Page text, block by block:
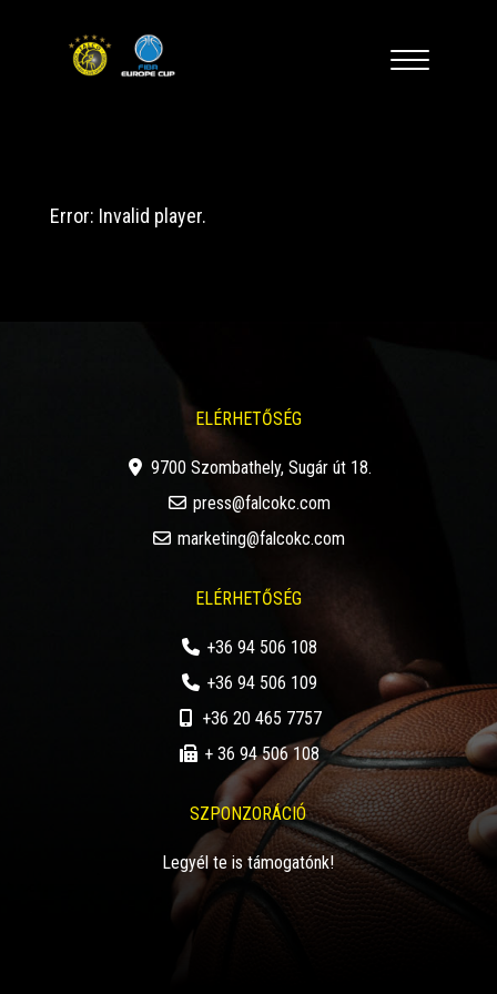
EN
Error: Invalid player.
ELÉRHETŐSÉG
9700 Szombathely, Sugár út 18.
press@falcokc.com
marketing@falcokc.com
ELÉRHETŐSÉG
+36 94 506 108
+36 94 506 109
+36 20 465 7757
+ 36 94 506 108
SZPONZORÁCIÓ
Legyél te is támogatónk!